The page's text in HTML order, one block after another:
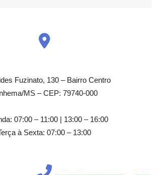
Fuzinato, 130 – Bairro Centro
MS – CEP: 79740-000
07:00 – 11:00 | 13:00 – 16:00
à Sexta: 07:00 – 13:00